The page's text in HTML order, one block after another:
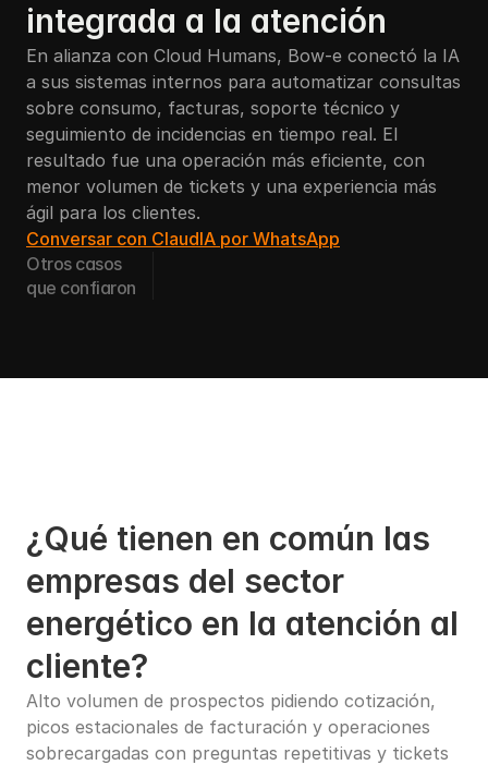
integrada a la atención
En alianza con Cloud Humans, Bow-e conectó la IA
a sus sistemas internos para automatizar consultas
sobre consumo, facturas, soporte técnico y
seguimiento de incidencias en tiempo real. El
resultado fue una operación más eficiente, con
menor volumen de tickets y una experiencia más
ágil para los clientes.
Conversar con ClaudIA por WhatsApp
Otros casos
que confiaron
¿Qué tienen en común las
empresas del sector
energético en la atención al
cliente?
Alto volumen de prospectos pidiendo cotización,
picos estacionales de facturación y operaciones
sobrecargadas con preguntas repetitivas y tickets